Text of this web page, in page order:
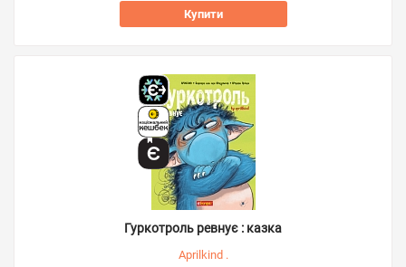
Купити
Гуркотроль ревнує : казка
Aprilkind .